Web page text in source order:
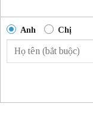
Anh Chị